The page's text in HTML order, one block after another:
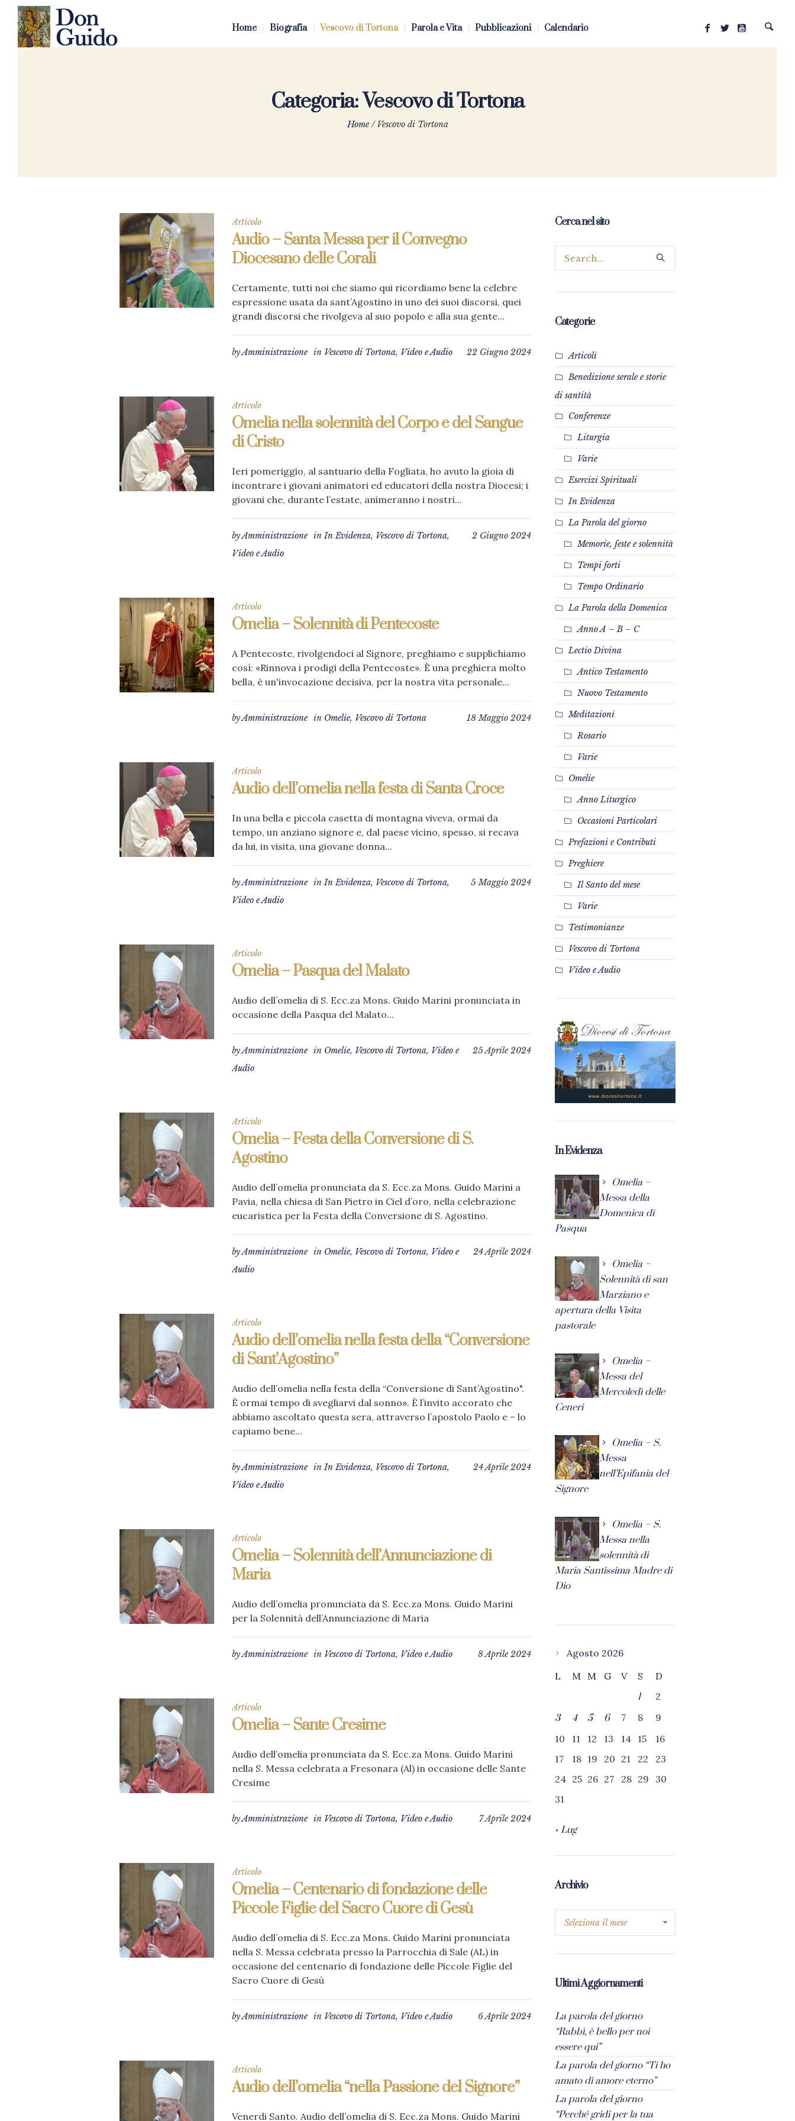
Home Biografia Vescovo di Tortona Parola e Vita Pubblicazioni Calendario
Categoria:Vescovo di Tortona
Home /Vescovo di Tortona
Articolo
Audio – Santa Messa per il Convegno
Diocesano delle Corali
Certamente, tutti noi che siamo qui ricordiamo bene la celebre
espressione usata da sant’Agostino in uno dei suoi discorsi, quei
grandi discorsi che rivolgeva al suo popolo e alla sua gente...
22 Giugno 2024
byAmministrazione in Vescovo di Tortona, Video e Audio
Articolo
Omelia nella solennità del Corpo e del Sangue
di Cristo
Ieri pomeriggio, al santuario della Fogliata, ho avuto la gioia di
incontrare i giovani animatori ed educatori della nostra Diocesi; i
giovani che, durante l’estate, animeranno i nostri...
2 Giugno 2024
byAmministrazione inIn Evidenza, Vescovo di Tortona,
Video e Audio
Articolo
Omelia – Solennità di Pentecoste
A Pentecoste, rivolgendoci al Signore, preghiamo e supplichiamo
così: «Rinnova i prodigi della Pentecoste». È una preghiera molto
bella, è un'invocazione decisiva, per la nostra vita personale...
18 Maggio 2024
byAmministrazione in Omelie, Vescovo di Tortona
Articolo
Audio dell’omelia nella festa di Santa Croce
In una bella e piccola casetta di montagna viveva, ormai da
tempo, un anziano signore e, dal paese vicino, spesso, si recava
da lui, in visita, una giovane donna...
5 Maggio 2024
byAmministrazione inIn Evidenza, Vescovo di Tortona,
Video e Audio
Articolo
Omelia – Pasqua del Malato
Audio dell’omelia di S. Ecc.za Mons. Guido Marini pronunciata in
occasione della Pasqua del Malato...
25 Aprile 2024
byAmministrazione in Omelie, Vescovo di Tortona, Video e
Audio
Articolo
Omelia – Festa della Conversione di S.
Agostino
Audio dell’omelia pronunciata da S. Ecc.za Mons. Guido Marini a
Pavia, nella chiesa di San Pietro in Ciel d’oro, nella celebrazione
eucaristica per la Festa della Conversione di S. Agostino.
24 Aprile 2024
byAmministrazione in Omelie, Vescovo di Tortona, Video e
Audio
Articolo
Audio dell’omelia nella festa della “Conversione
di Sant’Agostino”
Audio dell’omelia nella festa della “Conversione di Sant’Agostino".
È ormai tempo di svegliarvi dal sonno». È l’invito accorato che
abbiamo ascoltato questa sera, attraverso l’apostolo Paolo e – lo
capiamo bene...
24 Aprile 2024
byAmministrazione inIn Evidenza, Vescovo di Tortona,
Video e Audio
Articolo
Omelia – Solennità dell’Annunciazione di
Maria
Audio dell’omelia pronunciata da S. Ecc.za Mons. Guido Marini
per la Solennità dell’Annunciazione di Maria
8 Aprile 2024
byAmministrazione in Vescovo di Tortona, Video e Audio
Articolo
Omelia – Sante Cresime
Audio dell’omelia pronunciata da S. Ecc.za Mons. Guido Marini
nella S. Messa celebrata a Fresonara (Al) in occasione delle Sante
Cresime
7 Aprile 2024
byAmministrazione in Vescovo di Tortona, Video e Audio
Articolo
Omelia – Centenario di fondazione delle
Piccole Figlie del Sacro Cuore di Gesù
Audio dell’omelia di S. Ecc.za Mons. Guido Marini pronunciata
nella S. Messa celebrata presso la Parrocchia di Sale (AL) in
occasione del centenario di fondazione delle Piccole Figlie del
Sacro Cuore di Gesù
6 Aprile 2024
byAmministrazione in Vescovo di Tortona, Video e Audio
Articolo
Audio dell’omelia “nella Passione del Signore”
Venerdi Santo. Audio dell’omelia di S. Ecc.za Mons. Guido Marini
Cerca nel sito
Categorie
Articoli
Benedizione serale e storie
di santità
Conferenze
Liturgia
Varie
Esercizi Spirituali
In Evidenza
La Parola del giorno
Memorie, feste e solennità
Tempi forti
Tempo Ordinario
La Parola della Domenica
Anno A – B – C
Lectio Divina
Antico Testamento
Nuovo Testamento
Meditazioni
Rosario
Varie
Omelie
Anno Liturgico
Occasioni Particolari
Prefazioni e Contributi
Preghiere
Il Santo del mese
Varie
Testimonianze
Vescovo di Tortona
Video e Audio
In Evidenza
Omelia –
Messa della
Domenica di
Pasqua
Omelia –
Solennità di san
Marziano e
apertura della Visita
pastorale
Omelia –
Messa del
Mercoledì delle
Ceneri
Omelia – S.
Messa
nell’Epifania del
Signore
Omelia – S.
Messa nella
solennità di
Maria Santissima Madre di
Dio
Agosto 2026
L
M M G V S
D
1
2
3
4 5 6 7 8
9
10
11 12 13 14 15
16
17
18 19 20 21 22
23
24 25 26 27 28 29
30
31
« Lug
Archivio
Ultimi Aggiornamenti
La parola del giorno
“Rabbì, è bello per noi
essere qui”
La parola del giorno “Ti ho
amato di amore eterno”
La parola del giorno
“Perché gridi per la tua